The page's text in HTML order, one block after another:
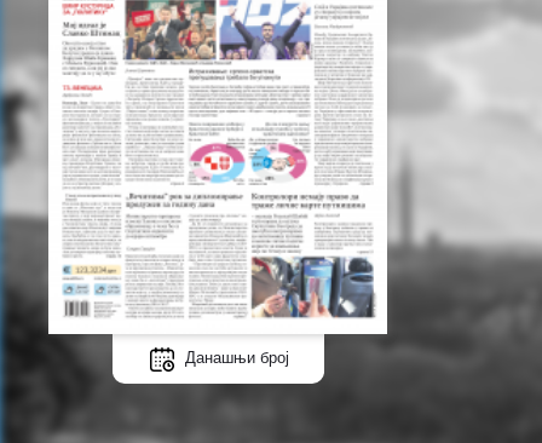
Данашњи број